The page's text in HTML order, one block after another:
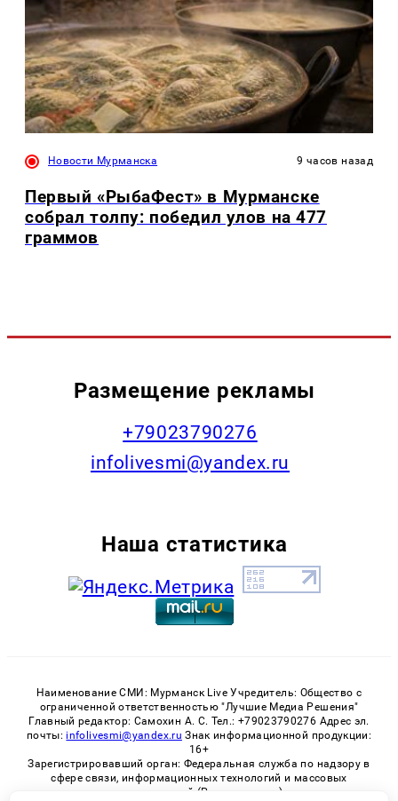
Новости Мурманска 9 часов назад
Первый «РыбаФест» в Мурманске
собрал толпу: победил улов на 477
граммов
Размещение рекламы
+79023790276
infolivesmi@yandex.ru
Наша статистика
Наименование СМИ: Мурманск Live Учредитель: Общество с
ограниченной ответственностью "Лучшие Медиа Решения"
Главный редактор: Самохин А. С. Тел.: +79023790276 Адрес эл.
почты: infolivesmi@yandex.ru Знак информационной продукции:
16+
Зарегистрировавший орган: Федеральная служба по надзору в
сфере связи, информационных технологий и массовых
коммуникаций (Роскомнадзор)